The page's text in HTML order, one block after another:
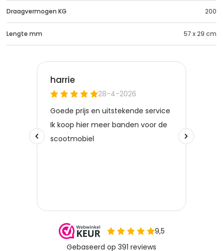
Draagvermogen KG 200
Lengte mm 57 x 29 cm